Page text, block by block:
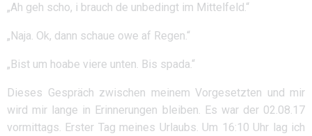
„Ah geh scho, i brauch de unbedingt im Mittelfeld.“
„Naja. Ok, dann schaue owe af Regen.“
„Bist um hoabe viere unten. Bis spada.“
Dieses Gespräch zwischen meinem Vorgesetzten und mir
wird mir lange in Erinnerungen bleiben. Es war der 02.08.17
vormittags. Erster Tag meines Urlaubs. Um 16:10 Uhr lag ich